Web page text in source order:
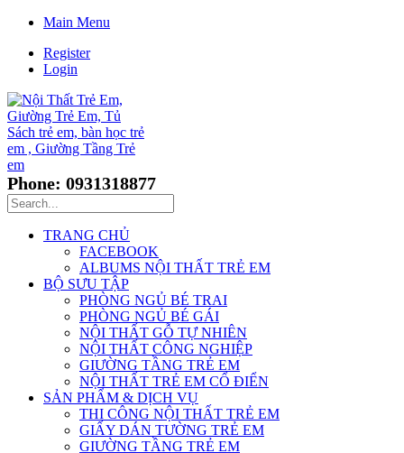
Main Menu
Register
Login
Phone: 0931318877
TRANG CHỦ
FACEBOOK
ALBUMS NỘI THẤT TRẺ EM
BỘ SƯU TẬP
PHÒNG NGỦ BÉ TRAI
PHÒNG NGỦ BÉ GÁI
NỘI THẤT GỖ TỰ NHIÊN
NỘI THẤT CÔNG NGHIỆP
GIƯỜNG TẦNG TRẺ EM
NỘI THẤT TRẺ EM CỔ ĐIỂN
SẢN PHẨM & DỊCH VỤ
THI CÔNG NỘI THẤT TRẺ EM
GIẤY DÁN TƯỜNG TRẺ EM
GIƯỜNG TẦNG TRẺ EM